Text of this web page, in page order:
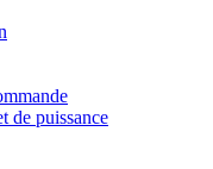
de puissance